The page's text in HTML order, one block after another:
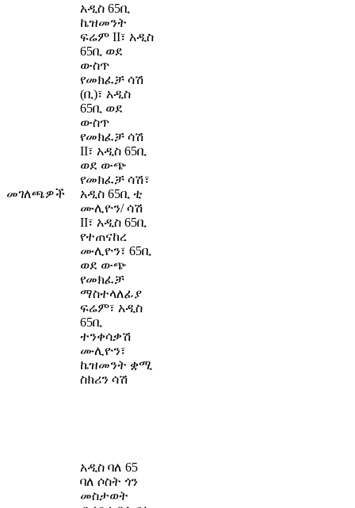
መገለጫዎች
አዲስ 65ቢ
ኬዝመንት
ፍሬም II፣ አዲስ
65ቢ ወደ
ውስጥ
የመክፈቻ ሳሽ
(ቢ)፣ አዲስ
65ቢ ወደ
ውስጥ
የመክፈቻ ሳሽ
II፣ አዲስ 65ቢ
ወደ ውጭ
የመክፈቻ ሳሽ፣
አዲስ 65ቢ ቲ
ሙሊዮን/ ሳሽ
II፣ አዲስ 65ቢ
የተጠናከረ
ሙሊዮን፣ 65ቢ
ወደ ውጭ
የመክፈቻ
ማስተላለፊያ
ፍሬም፣ አዲስ
65ቢ
ተንቀሳቃሽ
ሙሊዮን፣
ኬዝመንት ቋሚ
ስክሪን ሳሽ
አዲስ ባለ 65
ባለ ሶስት ጎን
መስታወት